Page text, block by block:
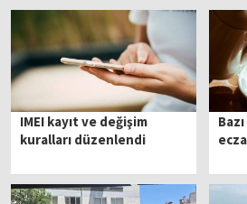
IMEI kayıt ve değişim
kuralları düzenlendi